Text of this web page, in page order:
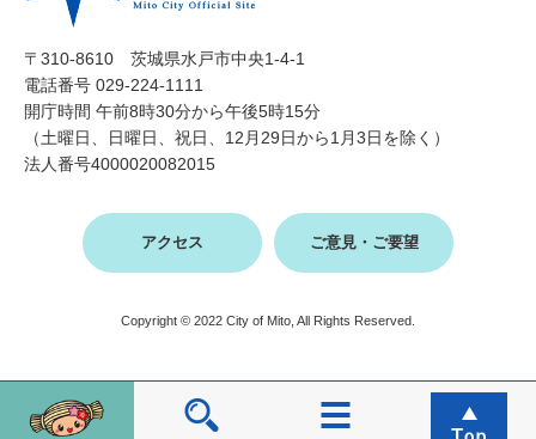
〒310-8610 茨城県水戸市中央1-4-1
電話番号 029-224-1111
開庁時間 午前8時30分から午後5時15分
（土曜日、日曜日、祝日、12月29日から1月3日を除く）
法人番号4000020082015
アクセス ご意見・ご要望
Copyright © 2022 City of Mito, All Rights Reserved.